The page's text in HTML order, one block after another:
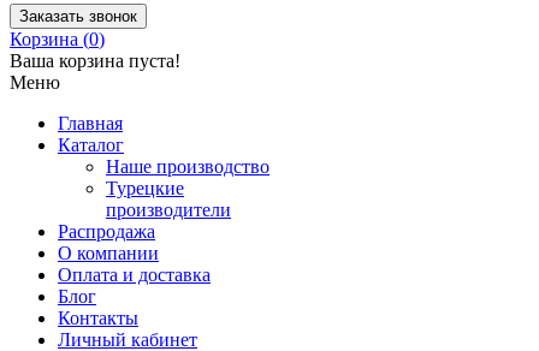
Заказать звонок
Корзина (0)
Ваша корзина пуста!
Меню
Главная
Каталог
Наше производство
Турецкие
производители
Распродажа
О компании
Оплата и доставка
Блог
Контакты
Личный кабинет